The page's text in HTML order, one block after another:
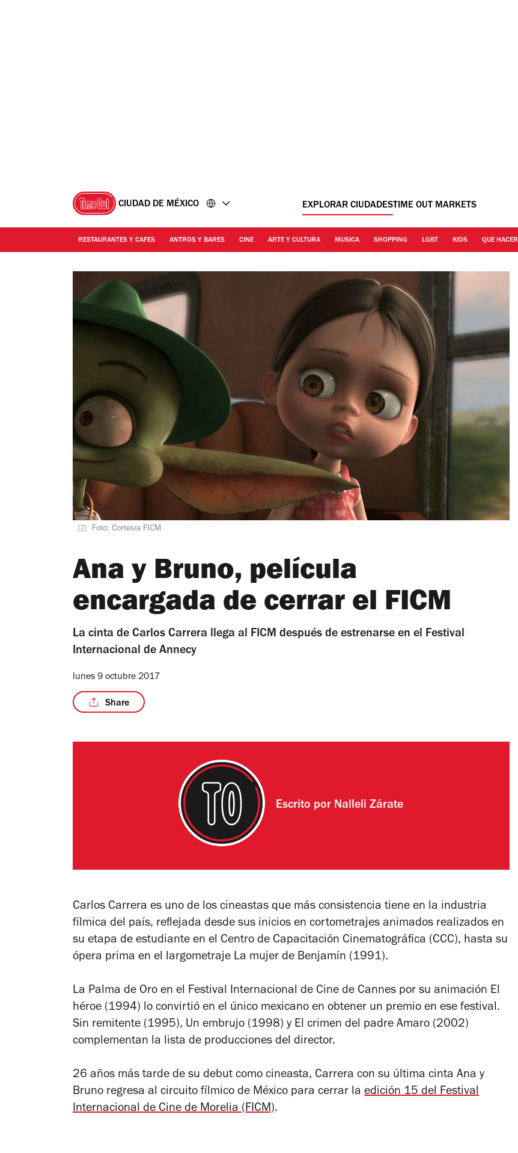
CIUDAD DE MÉXICO EXPLORAR CIUDADESTIME OUT MARKETS
RESTAURANTES Y CAFES ANTROS Y BARES CINE ARTE Y CULTURA MUSICA SHOPPING LGBT KIDS QUE HACER
Foto: Cortesía FICM
Ana y Bruno, película
encargada de cerrar el FICM
La cinta de Carlos Carrera llega al FICM después de estrenarse en el Festival
Internacional de Annecy
lunes 9 octubre 2017
Share
Escrito por Nalleli Zárate
Carlos Carrera es uno de los cineastas que más consistencia tiene en la industria
fílmica del país, reflejada desde sus inicios en cortometrajes animados realizados en
su etapa de estudiante en el Centro de Capacitación Cinematográfica (CCC), hasta su
ópera prima en el largometraje La mujer de Benjamín (1991).
La Palma de Oro en el Festival Internacional de Cine de Cannes por su animación El
héroe (1994) lo convirtió en el único mexicano en obtener un premio en ese festival.
Sin remitente (1995), Un embrujo (1998) y El crimen del padre Amaro (2002)
complementan la lista de producciones del director.
26 años más tarde de su debut como cineasta, Carrera con su última cinta Ana y
Bruno regresa al circuito fílmico de México para cerrar la edición 15 del Festival
Internacional de Cine de Morelia (FICM).